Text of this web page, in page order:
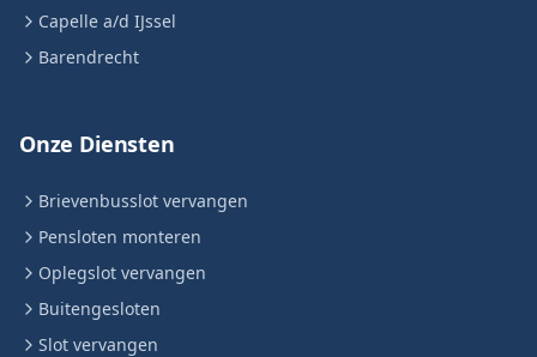
Capelle a/d IJssel
Barendrecht
Onze Diensten
Brievenbusslot vervangen
Pensloten monteren
Oplegslot vervangen
Buitengesloten
Slot vervangen